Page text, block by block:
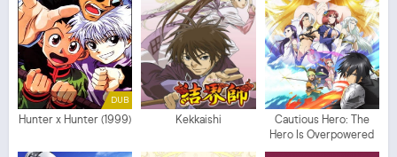
DUB
Hunter x Hunter (1999) Kekkaishi
Cautious Hero: The
Hero Is Overpowered
but Overly Cautious